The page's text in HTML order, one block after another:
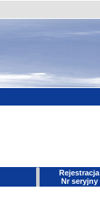
Rejestracja
Nr seryjny